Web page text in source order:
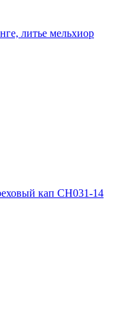
литье мельхиор
кап CH031-14